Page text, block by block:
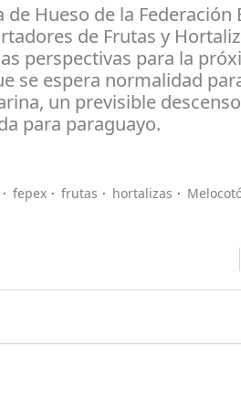
de Hueso de la Federación
de Frutas y
perspectivas para la
se espera normalidad
un previsible
para paraguayo.
fepex frutas hortalizas